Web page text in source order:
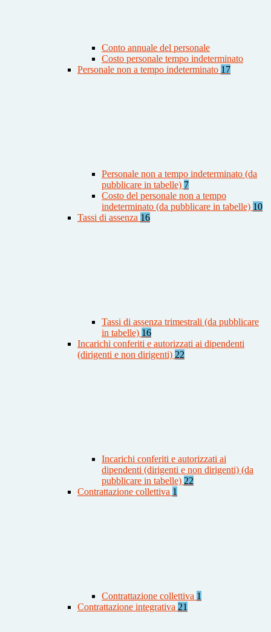
Conto annuale del personale
Costo personale tempo indeterminato
Personale non a tempo indeterminato 17
Personale non a tempo indeterminato (da
pubblicare in tabelle) 7
Costo del personale non a tempo
indeterminato (da pubblicare in tabelle) 10
Tassi di assenza 16
Tassi di assenza trimestrali (da pubblicare
in tabelle) 16
Incarichi conferiti e autorizzati ai dipendenti
(dirigenti e non dirigenti) 22
Incarichi conferiti e autorizzati ai
dipendenti (dirigenti e non dirigenti) (da
pubblicare in tabelle) 22
Contrattazione collettiva 1
Contrattazione collettiva 1
Contrattazione integrativa 21